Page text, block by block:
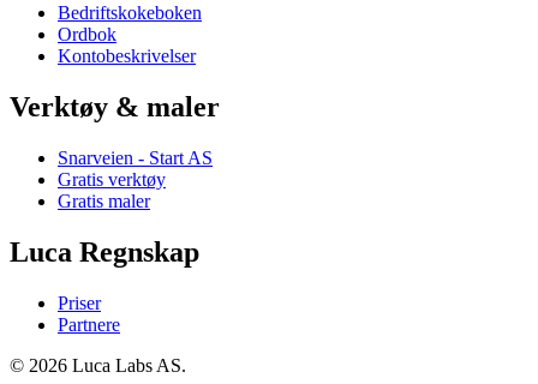
Bedriftskokeboken
Ordbok
Kontobeskrivelser
Verktøy & maler
Snarveien - Start AS
Gratis verktøy
Gratis maler
Luca Regnskap
Priser
Partnere
© 2026 Luca Labs AS.